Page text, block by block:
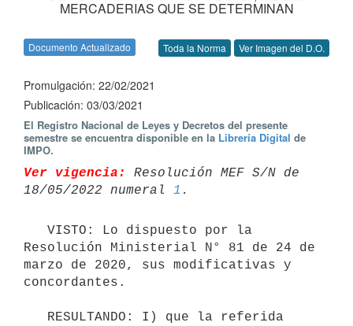
MERCADERIAS QUE SE DETERMINAN
Documento Actualizado Toda la Norma Ver Imagen del D.O.
Promulgación: 22/02/2021
Publicación: 03/03/2021
El Registro Nacional de Leyes y Decretos del presente
semestre se encuentra disponible en la Librería Digital de
IMPO.
Ver vigencia:
Resolución MEF S/N de
18/05/2022 numeral 1
Resolución Ministerial N° 81 de 24 de
marzo de 2020, sus modificativas y
concordantes.